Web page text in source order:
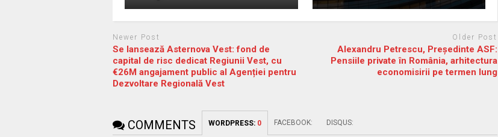
Newer Post
Se lansează Asternova Vest: fond de
capital de risc dedicat Regiunii Vest, cu
€26M angajament public al Agenției pentru
Dezvoltare Regională Vest
Older Post
Alexandru Petrescu, Președinte ASF:
Pensiile private în România, arhitectura
economisirii pe termen lung
COMMENTS WORDPRESS: 0 FACEBOOK: DISQUS: